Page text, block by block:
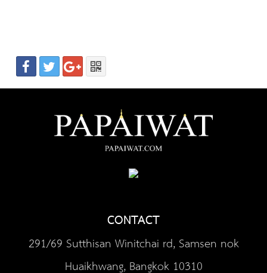
CONTACT
291/69 Sutthisan Winitchai rd, Samsen nok
Huaikhwang, Bangkok 10310